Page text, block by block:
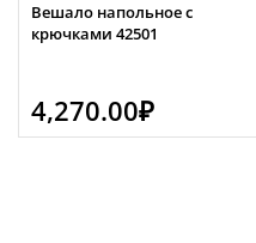
Вешало напольное с
крючками 42501
4,270.00₽